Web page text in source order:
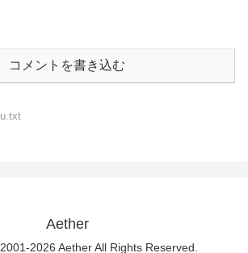
コメントを書き込む
Aether
2026 Aether All Rights Reserved.